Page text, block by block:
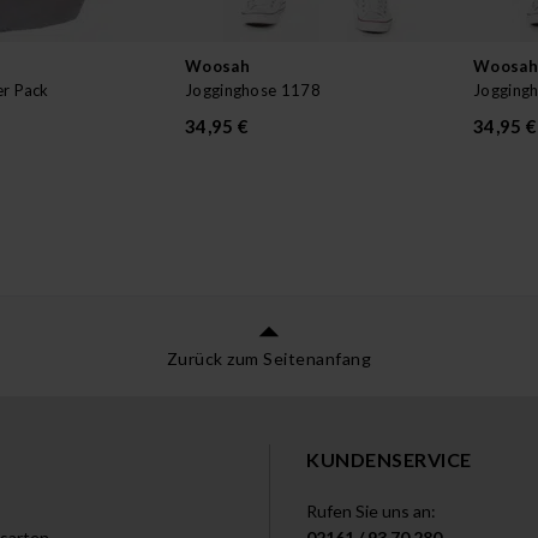
Pack
Woosah
Jogginghose 1178
34,95 €
Woosah
34,95 €
Zurück zum Seitenanfang
KUNDENSERVICE
Rufen Sie uns an: